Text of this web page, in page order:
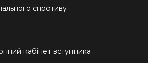
спротиву
кабінет вступника